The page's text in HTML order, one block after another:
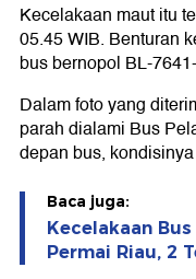
Kecelakaan maut itu
05.45 WIB. Benturan
bus bernopol BL-
Dalam foto yang
parah dialami Bus
depan bus,
Baca juga:
Kecelakaan
Permai Riau, 2